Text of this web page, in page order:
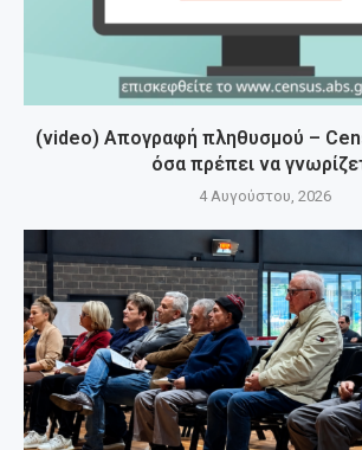
(video) Απογραφή πληθυσμού –
όσα πρέπει να
4 Αυγούστου, 2026